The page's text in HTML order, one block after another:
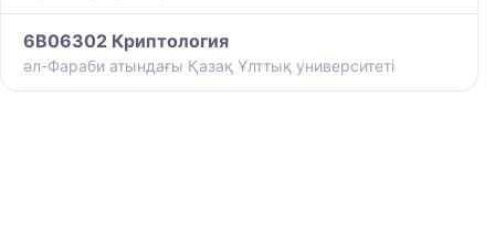
6B06302 Криптология
әл-Фараби атындағы Қазақ Ұлттық университеті